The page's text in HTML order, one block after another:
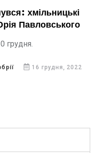
хмільницькі
Павловського
грудня.
16 грудня, 2022